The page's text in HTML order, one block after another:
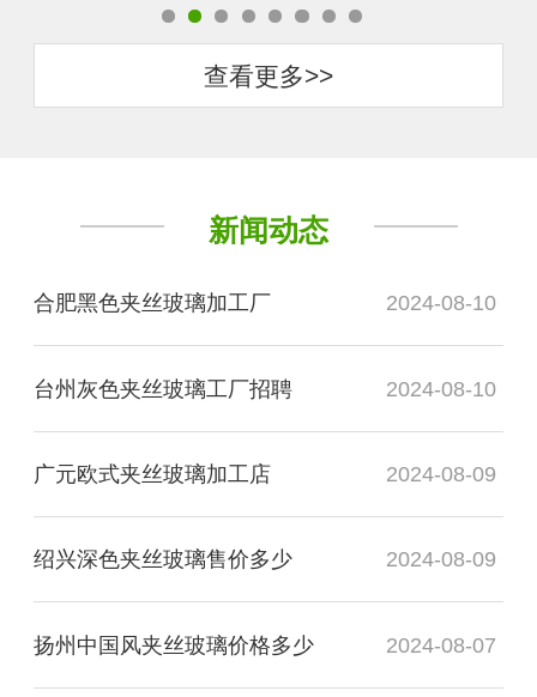
查看更多>>
新闻动态
合肥黑色夹丝玻璃加工厂 2024-08-10
台州灰色夹丝玻璃工厂招聘 2024-08-10
广元欧式夹丝玻璃加工店 2024-08-09
绍兴深色夹丝玻璃售价多少 2024-08-09
扬州中国风夹丝玻璃价格多少 2024-08-07